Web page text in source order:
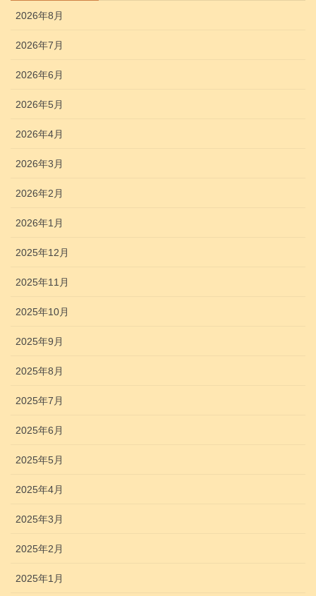
2026年8月
2026年7月
2026年6月
2026年5月
2026年4月
2026年3月
2026年2月
2026年1月
2025年12月
2025年11月
2025年10月
2025年9月
2025年8月
2025年7月
2025年6月
2025年5月
2025年4月
2025年3月
2025年2月
2025年1月